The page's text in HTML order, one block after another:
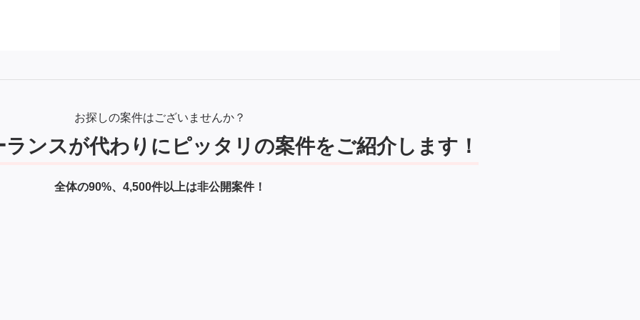
お探しの案件はございませんか？
ンスが代わりにピッタリの案件をご紹介します！
全体の90%、4,500件以上は非公開案件！